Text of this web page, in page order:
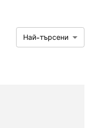
Най-търсени